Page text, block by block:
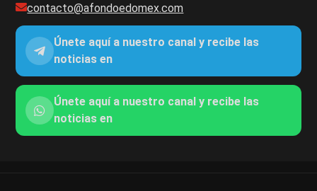
contacto@afondoedomex.com
Únete aquí a nuestro canal y recibe las
noticias en
Únete aquí a nuestro canal y recibe las
noticias en